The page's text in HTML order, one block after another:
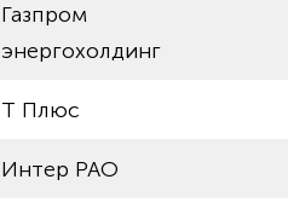
Газпром
энергохолдинг
Т Плюс
Интер РАО